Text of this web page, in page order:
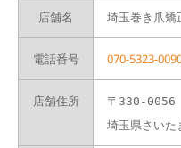
店舗名 埼玉巻き爪
電話番号 070-5323-
店舗住所 〒330-0056
埼玉県さいた